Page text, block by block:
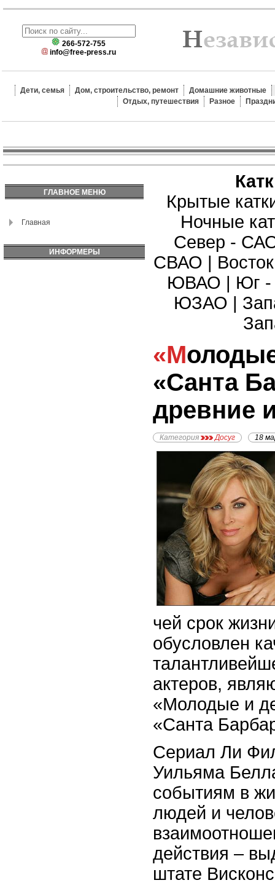
266-572-755
info@free-press.ru
Дети, семья Дом, строительство, ремонт
Домашние животные
Отдых, путешествия
Разное
ГЛАВНОЕ МЕНЮ
Главная
ИНФОРМЕРЫ
Крытые
Ночные
Север -
СВАО |
ЮВАО | Юг
ЮЗАО |
«Молодые и дерзкие»,
«Санта
древние
Категория Досуг 18
чей срок
обусловлен
актеров,
«Молодые и
«Санта
Сериал Ли
Уильяма
событиям в
людей и
действия –
штате